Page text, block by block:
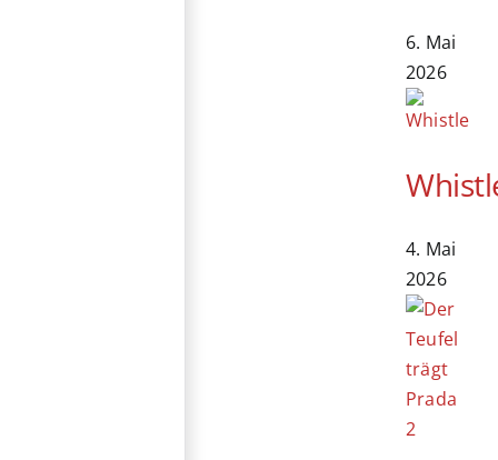
6. Mai
2026
4. Mai
2026